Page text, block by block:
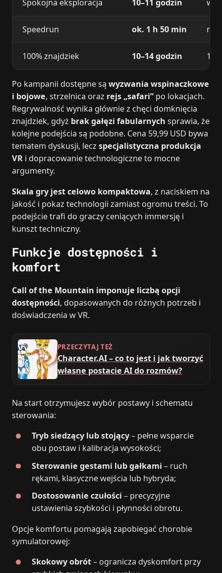
Spokojna eksploracja 10–11 godzin
Speedrun ok. 1 h 50 min
100% znajdziek 10–14 godzin
Po kampanii dostępne są wyzwania wspinaczkowe
i bojowe, strzelnica oraz rejs „safari” po lokacjach.
Regrywalność wynika głównie z chęci domknięcia
znajdziek, gdyż brak gałęzi fabularnych sprawia, że
kolejne podejścia są podobne. Cena 59,99 USD bywa
tematem dyskusji, lecz specjalistyczna produkcja
VR i dopracowanie technologiczne to mocne
argumenty.
Skala gry jest celowo kompaktowa, z naciskiem na
jakość i pokaz technologii zamiast ogromu treści. To
podejście trafi do graczy ceniących immersję i
kunszt techniczny.
Funkcje dostępności i
komfort
Call of the Mountain imponuje liczbą opcji
dostępności, dopasowanych do różnych potrzeb i
doświadczenia w VR.
PRZECZYTAJ TEŻ
Character.AI – co to jest i jak tworzyć
własne postacie AI do rozmów?
Na start otrzymujesz wybór postawy i schematu
sterowania:
Tryb siedzący lub stojący– pełne wsparcie
obu postaw i kalibracja wysokości;
Sterowanie gestami lub gałkami – ruch
rękami, klasyczne wejścia lub hybryda;
Dostosowanie czułości – precyzyjne
ustawienia szybkości i płynności obrotu.
Opcje komfortu pomagają zapobiegać chorobie
symulatorowej:
Skokowy obrót– ogranicza dyskomfort przy